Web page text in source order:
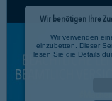
Wir benötigen Ihre
Wir verwenden
einzubetten. Dieser
lesen Sie die Details